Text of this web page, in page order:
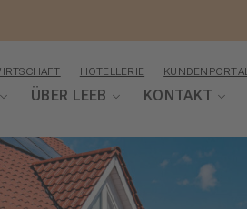
HOTELLERIE KUNDENPORTAL
ÜBER LEEB KONTAKT